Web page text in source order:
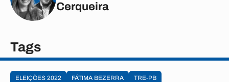
Cerqueira
Tags
ELEIÇÕES 2022 FÁTIMA BEZERRA TRE-PB